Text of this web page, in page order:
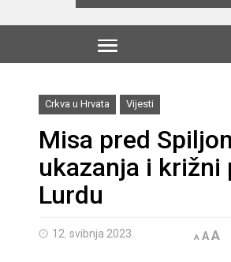
Crkva u Hrvata Vijesti
Misa pred
ukazanja i križni
Lurdu
12. svibnja 2023. A AA